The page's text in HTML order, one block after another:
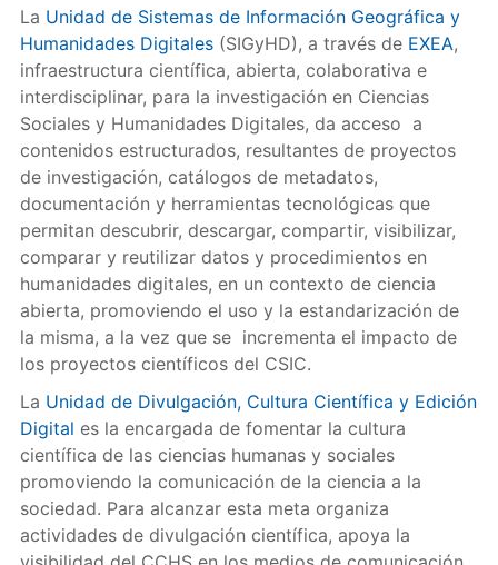
La Unidad de Sistemas de Información Geográfica y
Humanidades Digitales(SIGyHD), a través de EXEA,
infraestructura científica, abierta, colaborativa e
interdisciplinar, para la investigación en Ciencias
Sociales y Humanidades Digitales, da acceso a
contenidos estructurados, resultantes de proyectos
de investigación, catálogos de metadatos,
documentación y herramientas tecnológicas que
permitan descubrir, descargar, compartir, visibilizar,
comparar y reutilizar datos y procedimientos en
humanidades digitales, en un contexto de ciencia
abierta, promoviendo el uso y la estandarización de
la misma, a la vez que se incrementa el impacto de
los proyectos científicos del CSIC.
La Unidad de Divulgación, Cultura Científica y Edición
Digital es la encargada de fomentar la cultura
científica de las ciencias humanas y sociales
promoviendo la comunicación de la ciencia a la
sociedad. Para alcanzar esta meta organiza
actividades de divulgación científica, apoya la